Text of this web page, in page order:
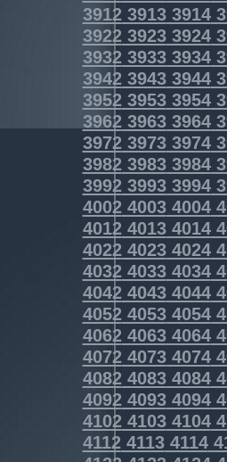
391239133914
392239233924
393239333934
394239433944
395239533954
396239633964
397239733974
398239833984
399239933994
400240034004
401240134014
402240234024
403240334034
404240434044
405240534054
406240634064
407240734074
408240834084
409240934094
410241034104
411241134114